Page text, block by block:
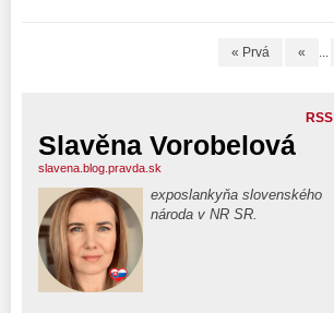
« Prvá « ...
RSS
Slavěna Vorobelová
slavena.blog.pravda.sk
exposlankyňa slovenského
národa v NR SR.